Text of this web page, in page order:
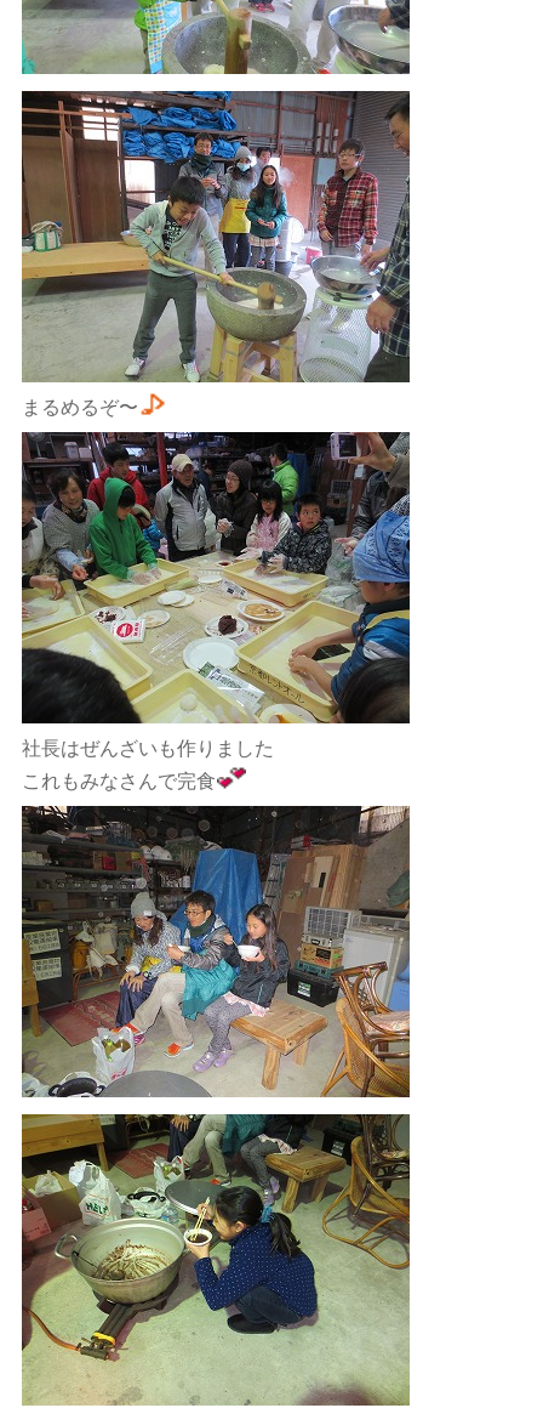
まるめるぞ〜
社長はぜんざいも作りました
これもみなさんで完食